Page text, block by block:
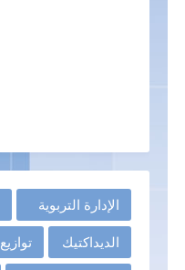
الإدارة التربوية
الديداكتيك توازيع